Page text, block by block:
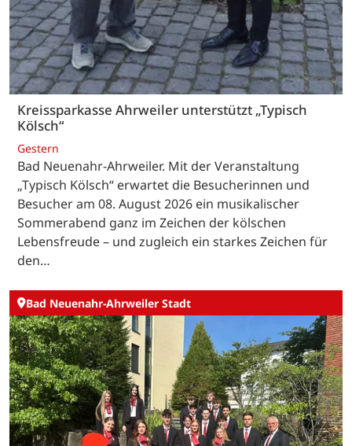
Kreissparkasse Ahrweiler unterstützt „Typisch
Kölsch“
Gestern
Bad Neuenahr-Ahrweiler. Mit der Veranstaltung
„Typisch Kölsch“ erwartet die Besucherinnen und
Besucher am 08. August 2026 ein musikalischer
Sommerabend ganz im Zeichen der kölschen
Lebensfreude – und zugleich ein starkes Zeichen für
den…
Bad Neuenahr-Ahrweiler Stadt